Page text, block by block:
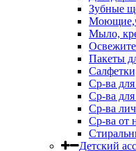
Зубные
Мыло,
Пакеты
Ср-ва
Ср-ва
Ср-ва
Ср-ва от
Детский